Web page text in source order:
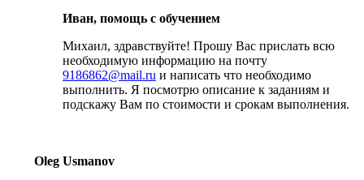
Иван, помощь с обучением
Михаил, здравствуйте! Прошу Вас прислать всю
необходимую информацию на почту
9186862@mail.ru и написать что необходимо
выполнить. Я посмотрю описание к заданиям и
подскажу Вам по стоимости и срокам выполнения.
Oleg Usmanov